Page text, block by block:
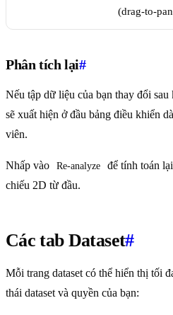
(drag-to-
Phân tích lại#
Nếu tập dữ liệu của bạn thay đổi
sẽ xuất hiện ở đầu bảng điều khiển
viên.
Nhấp vào Re-analyze
để tính toán
chiếu 2D từ đầu.
Các tab Dataset#
Mỗi trang dataset có thể hiển thị tối
thái dataset và quyền của bạn: